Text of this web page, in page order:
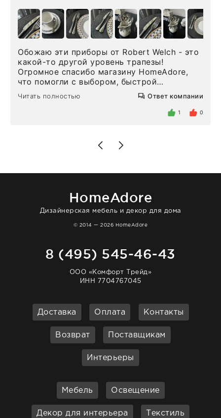
Обожаю эти приборы от Robert Welch - это
какой-то другой уровень трапезы!
Огромное спасибо магазину HomeAdore,
что помогли с выбором, быстрой
доставкой и высоким сервисом. Один раз
была здесь лично, забирала чайные ложки,
внутри очень много антикварной посуды,
Позже заказывала остальные приборы -
доставили сдэком на следующий день к
отвечает очень быстро. Взаимодействием
Читать полностью Ответ компании
1 0
HomeAdore
Дизайнерская мебель и декор для дома
© 2014 — 2026 HomeAdore
8 (495) 545-46-43
ООО «Комфорт Трейд»
ИНН 7704767045
Доставка Оплата Контакты
Возврат Поставщикам
Интерьеры
Мебель Освещение
Декор для интерьера Текстиль